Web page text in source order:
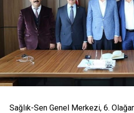
Sağlık-Sen Genel Merkezi, 6.